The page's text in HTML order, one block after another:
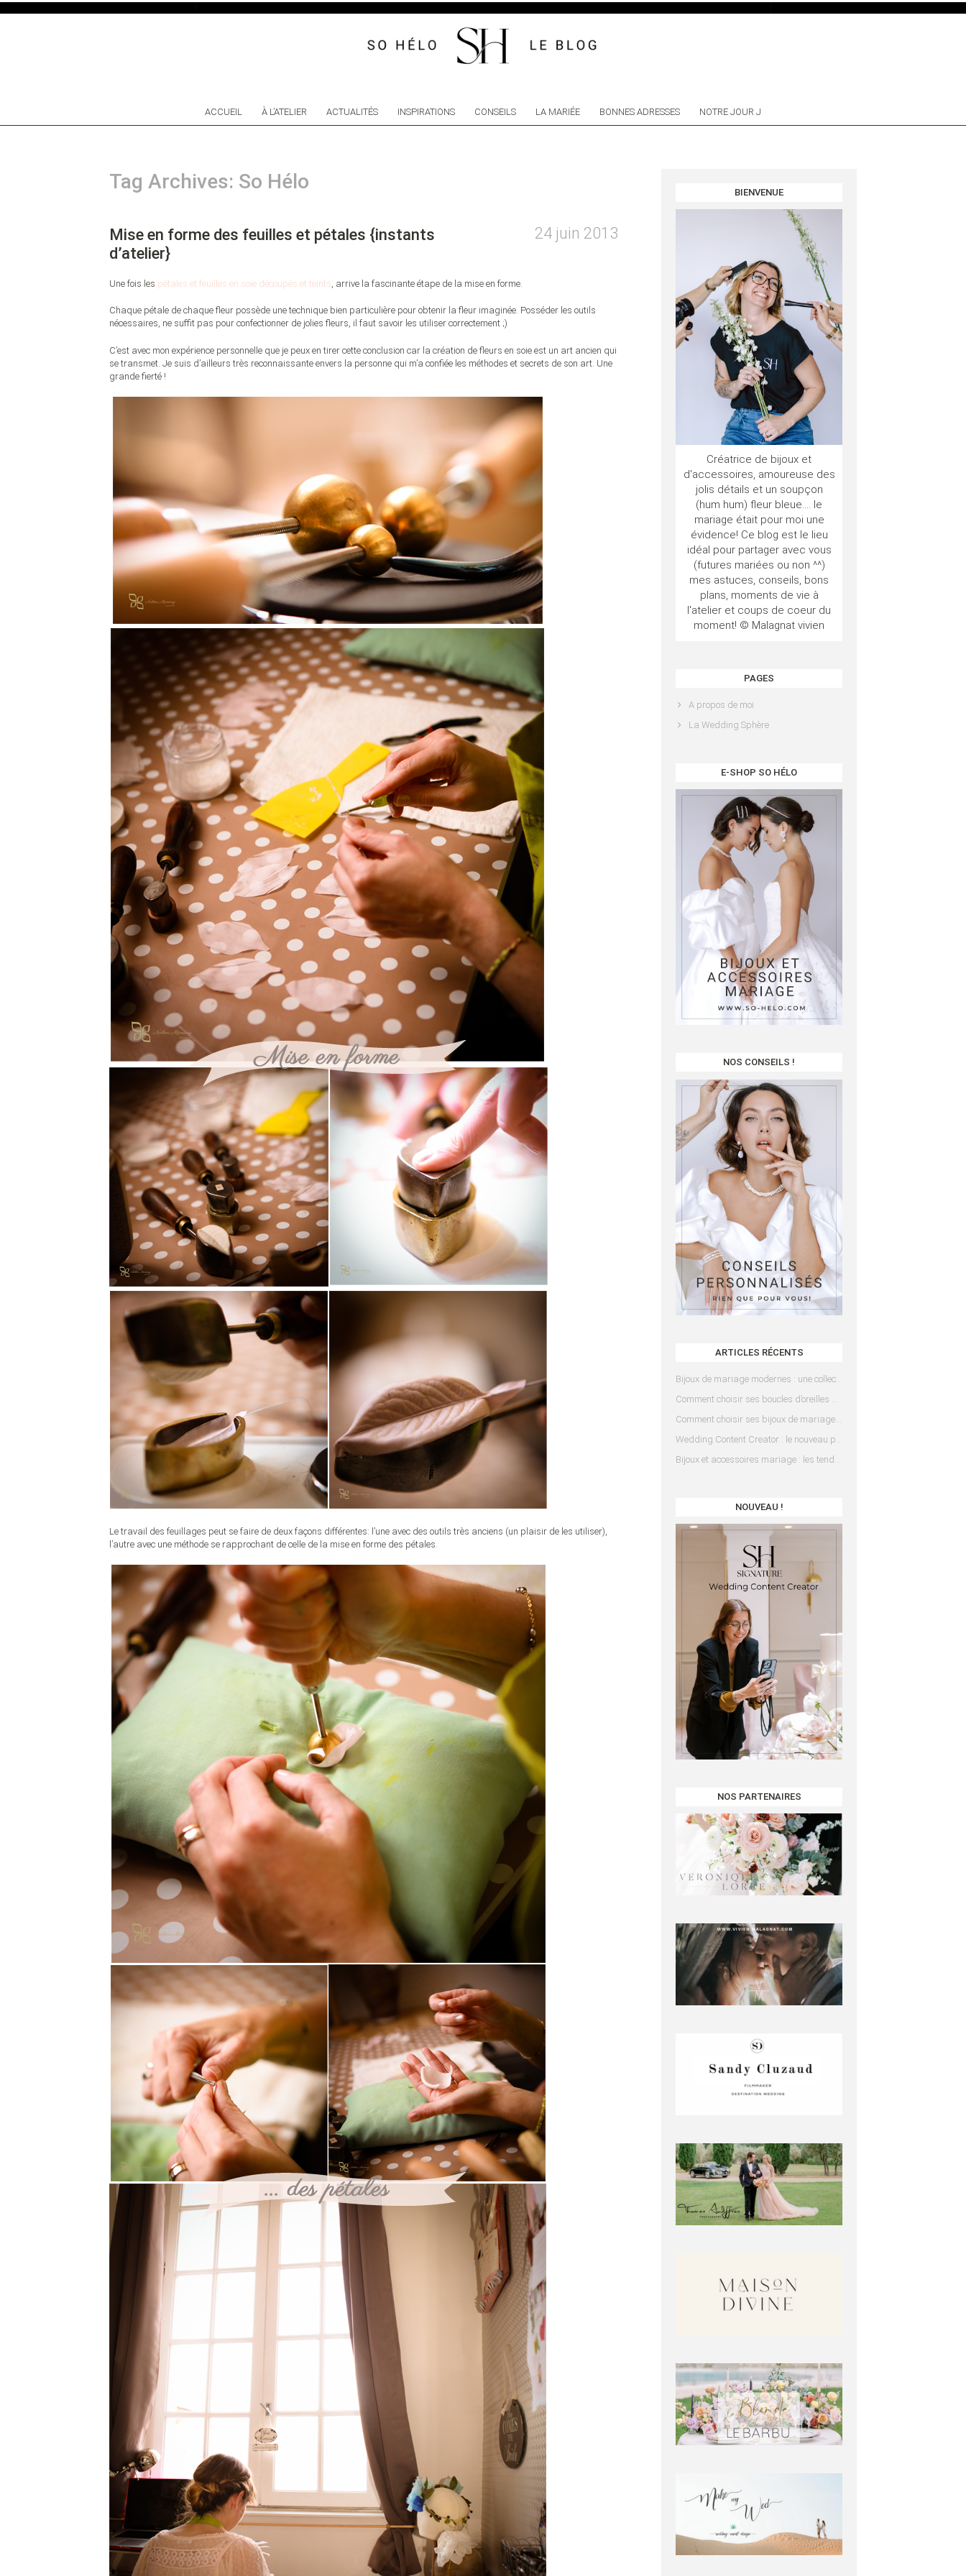
ACCUEIL À L’ATELIER ACTUALITÉS INSPIRATIONS CONSEILS LA MARIÉE BONNES ADRESSES NOTRE JOUR J
Tag Archives: So Hélo
Mise en forme des feuilles et pétales {instants
d’atelier}
24 juin 2013
Une fois les pétales et feuilles en soie découpés et teints , arrive la fascinante étape de la mise en forme.
Chaque pétale de chaque fleur possède une technique bien particulière pour obtenir la fleur imaginée. Posséder les outils
nécessaires, ne suffit pas pour confectionner de jolies fleurs, il faut savoir les utiliser correctement ;)
C’est avec mon expérience personnelle que je peux en tirer cette conclusion car la création de fleurs en soie est un art ancien qui
se transmet. Je suis d’ailleurs très reconnaissante envers la personne qui m’a confiée les méthodes et secrets de son art. Une
grande fierté !
Le travail des feuillages peut se faire de deux façons différentes: l’une avec des outils très anciens (un plaisir de les utiliser),
l’autre avec une méthode se rapprochant de celle de la mise en forme des pétales.
BIENVENUE
Créatrice de bijoux et
d'accessoires, amoureuse des
jolis détails et un soupçon
(hum hum) fleur bleue.... le
mariage était pour moi une
évidence! Ce blog est le lieu
idéal pour partager avec vous
(futures mariées ou non ^^)
mes astuces, conseils, bons
plans, moments de vie à
l'atelier et coups de coeur du
moment! © Malagnat vivien
PAGES
A propos de moi
La Wedding Sphère
E-SHOP SO HÉLO
NOS CONSEILS !
ARTICLES RÉCENTS
NOUVEAU !
NOS PARTENAIRES